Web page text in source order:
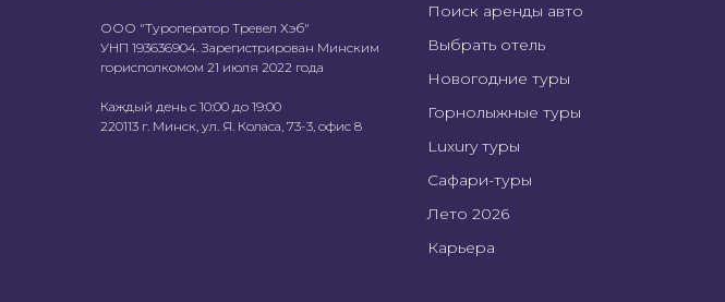
ООО "Туроператор Тревел Хэб"
УНП 193636904. Зарегистрирован Минским
горисполкомом 21 июля 2022 года
Каждый день с 10:00 до 19:00
220113 г. Минск, ул. Я. Коласа, 73-3, офис 8
Поиск аренды авто
Выбрать отель
Новогодние туры
Горнолыжные туры
Luxury туры
Сафари-туры
Лето 2026
Карьера